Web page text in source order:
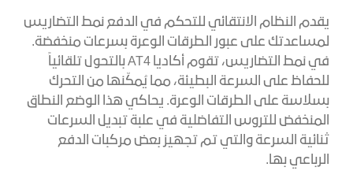
يقدم النظام الانتقائي للتحكم في الدفع نمط التضاريس
لمساعدتك على عبور الطرقات الوعرة بسرعات منخفضة.
في نمط التضاريس، تقوم أكاديا AT4 بالتحول تلقائياً
للحفاظ على السرعة البطيئة، مما يُمكّنها من التحرك
بسلاسة على الطرقات الوعرة. يحاكي هذا الوضع النطاق
المنخفض للتروس التفاضلية في علبة تبديل السرعات
ثنائية السرعة والتي تم تجهيز بعض مركبات الدفع
الرباعي بها.